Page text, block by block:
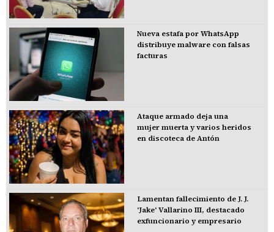
Nueva estafa por WhatsApp
distribuye malware con falsas
facturas
Ataque armado deja una
mujer muerta y varios heridos
en discoteca de Antón
Lamentan fallecimiento de J. J.
'Jake' Vallarino III, destacado
exfuncionario y empresario